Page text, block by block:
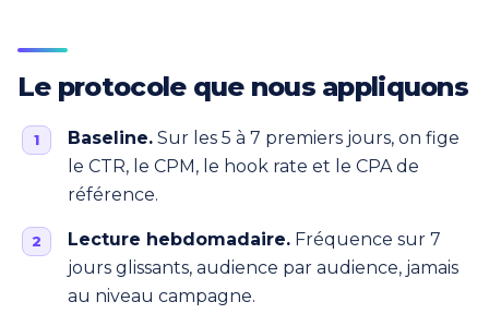
Le protocole que nous appliquons
Baseline. Sur les 5 à 7 premiers jours, on fige
le CTR, le CPM, le hook rate et le CPA de
référence.
Lecture hebdomadaire. Fréquence sur 7
jours glissants, audience par audience, jamais
au niveau campagne.